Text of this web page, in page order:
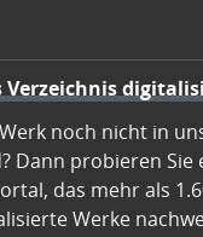
Verzeichnis
noch nicht in
Dann probieren Sie
das mehr als
Werke